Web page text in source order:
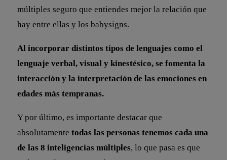
múltiples seguro que entiendes mejor la relación que
hay entre ellas y los babysigns.
Al incorporar distintos tipos de lenguajes como el
lenguaje verbal, visual y kinestésico, se fomenta la
interacción y la interpretación de las emociones en
edades más tempranas.
Y por último, es importante destacar que
absolutamentetodas las personas tenemos cada una
de las 8 inteligencias múltiples, lo que pasa es que